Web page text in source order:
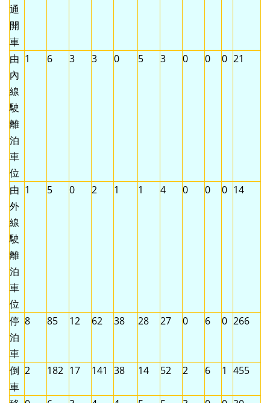
通
開
車
由
內
線
駛
離
泊
車
位
1 6 3 3 0 5 3 0 0 0 21
由
外
線
駛
離
泊
車
位
1 5 0 2 1 1 4 0 0 0 14
停
泊
車
8 85 12 62 38 28 27 0 6 0 266
倒
車
2 182 17 141 38 14 52 2 6 1 455